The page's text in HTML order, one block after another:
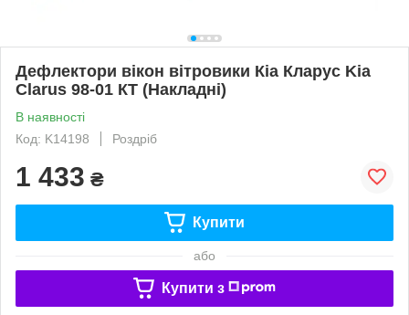
Дефлектори вікон вітровики Кіа Кларус Kia
Clarus 98-01 КТ (Накладні)
В наявності
Код: K14198
Роздріб
1 433 ₴
Купити
або
Купити з